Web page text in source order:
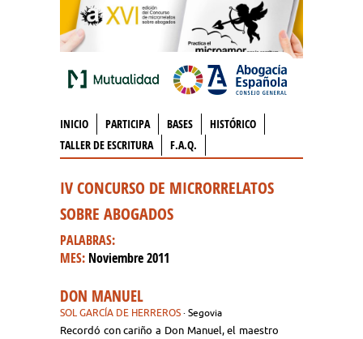
INICIO PARTICIPA BASES
HISTÓRICO
TALLER DE ESCRITURA
F.A.Q.
IV CONCURSO DE MICRORRELATOS
SOBRE ABOGADOS
PALABRAS:
MES: Noviembre 2011
DON MANUEL
SOL GARCÍA DE HERREROS · Segovia
Recordó con cariño a Don Manuel, el maestro